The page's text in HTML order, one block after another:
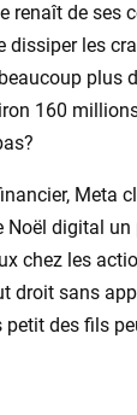
renaît de ses
les
plus
160
Meta
digital
chez les
droit sans
des fils